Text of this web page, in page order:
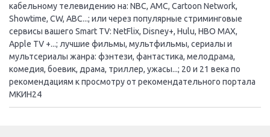
кабельному телевидению на: NBC, AMC, Cartoon Network,
Showtime, CW, ABC...; или через популярные стриминговые
сервисы вашего Smart TV: NetFlix, Disney+, Hulu, HBO MAX,
Apple TV +...; лучшие фильмы, мультфильмы, сериалы и
мультсериалы жанра: фэнтези, фантастика, мелодрама,
комедия, боевик, драма, триллер, ужасы...; 20 и 21 века по
рекомендациям к просмотру от рекомендательного портала
МКИН24